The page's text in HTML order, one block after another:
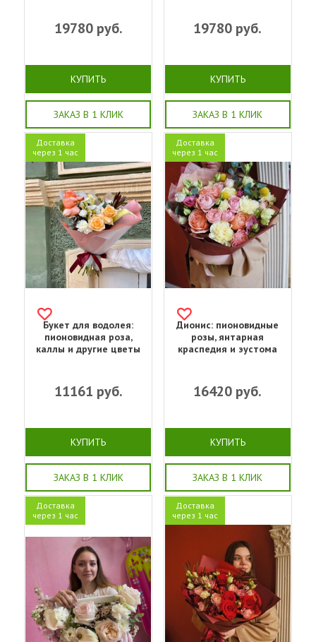
19780руб.
КУПИТЬ
ЗАКАЗ В 1 КЛИК
19780 руб.
КУПИТЬ
ЗАКАЗ В 1 КЛИК
Доставка
через 1 час
Букет для водолея:
пионовидная роза,
каллы и другие цветы
11161 руб.
КУПИТЬ
ЗАКАЗ В 1 КЛИК
Доставка
через 1 час
Дионис: пионовидные
розы, янтарная
краспедия и эустома
16420 руб.
КУПИТЬ
ЗАКАЗ В 1 КЛИК
Доставка
через 1 час
Доставка
через 1 час